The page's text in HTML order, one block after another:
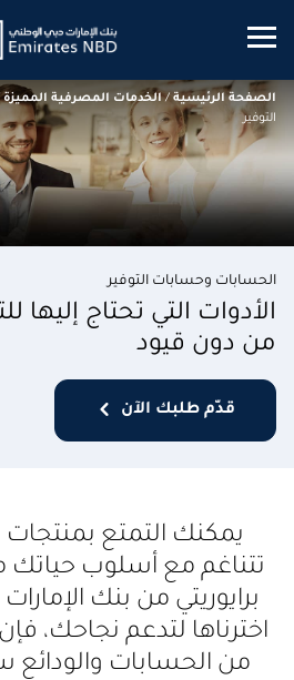
Mobile menu
الصفحة الرئيسية /الخدمات المصرفية المميزة
التوفير
الحسابات وحسابات التوفير
الأدوات التي تحتاج إليها
من دون قيود
قدّم طلبك الآن
يمكنك التمتع
تتناغم مع أسلوب
برايوريتي من بنك
اخترناها لتدعم نجاحك،
من الحسابات